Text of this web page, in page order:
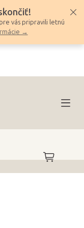
vás pripravili letnú
→
NÁKUPNÝ
KOŠÍK